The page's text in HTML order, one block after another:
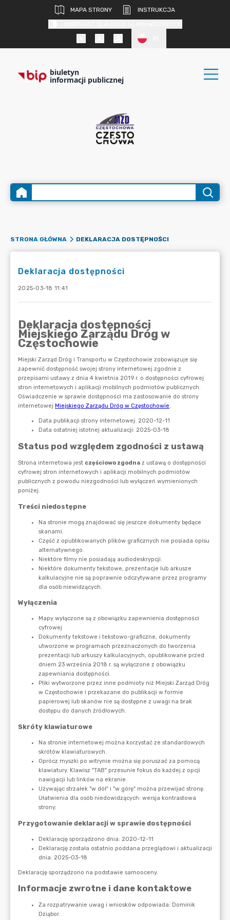
MAPA STRONY
INSTRUKCJA
biuletyn
informacji publicznej
STRONA GŁÓWNA DEKLARACJA DOSTĘPNOŚCI
Deklaracja dostępności
2025-03-18 11:41